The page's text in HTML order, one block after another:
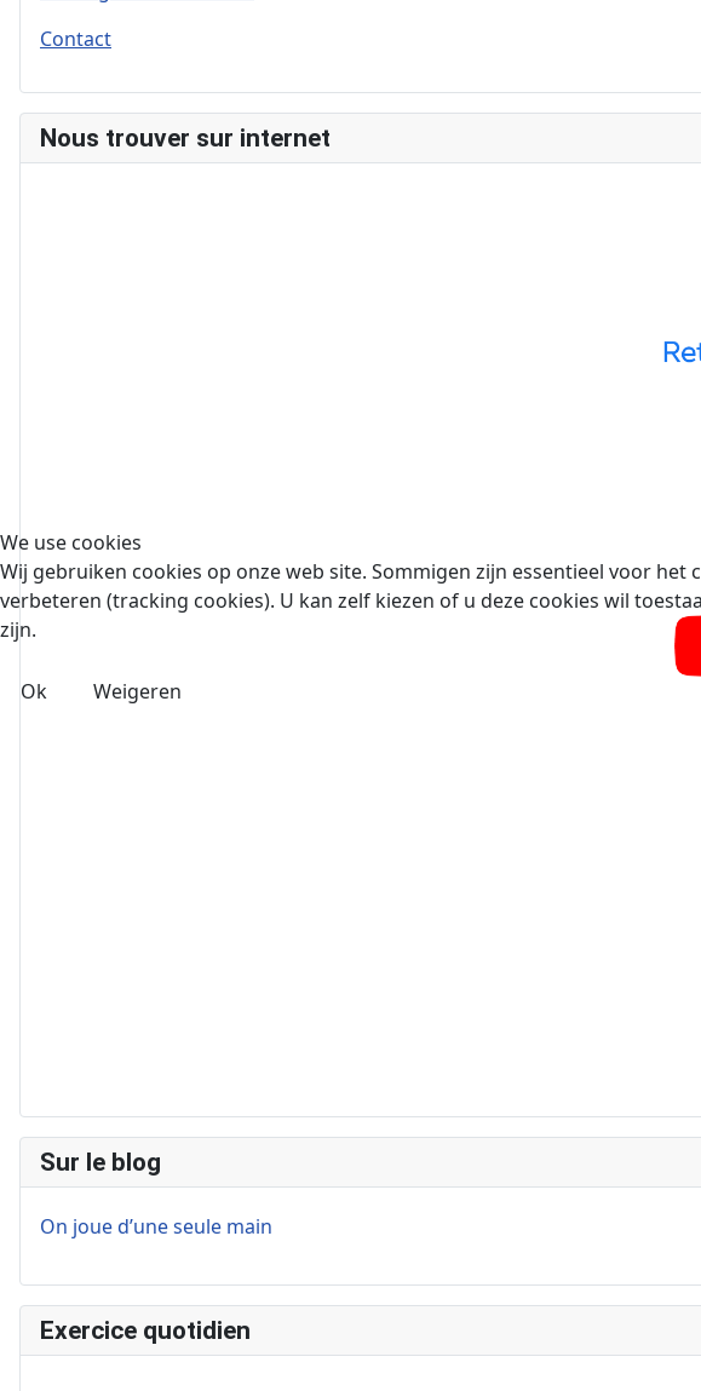
Contact
Nous trouver sur internet
Sur le blog
On joue d’une seule main
Exercice quotidien
We use cookies
Wij gebruiken cookies op onze web site. Sommigen zijn essentieel voor
verbeteren (tracking cookies). U kan zelf kiezen of u deze cookies wil
zijn.
Ok Weigeren